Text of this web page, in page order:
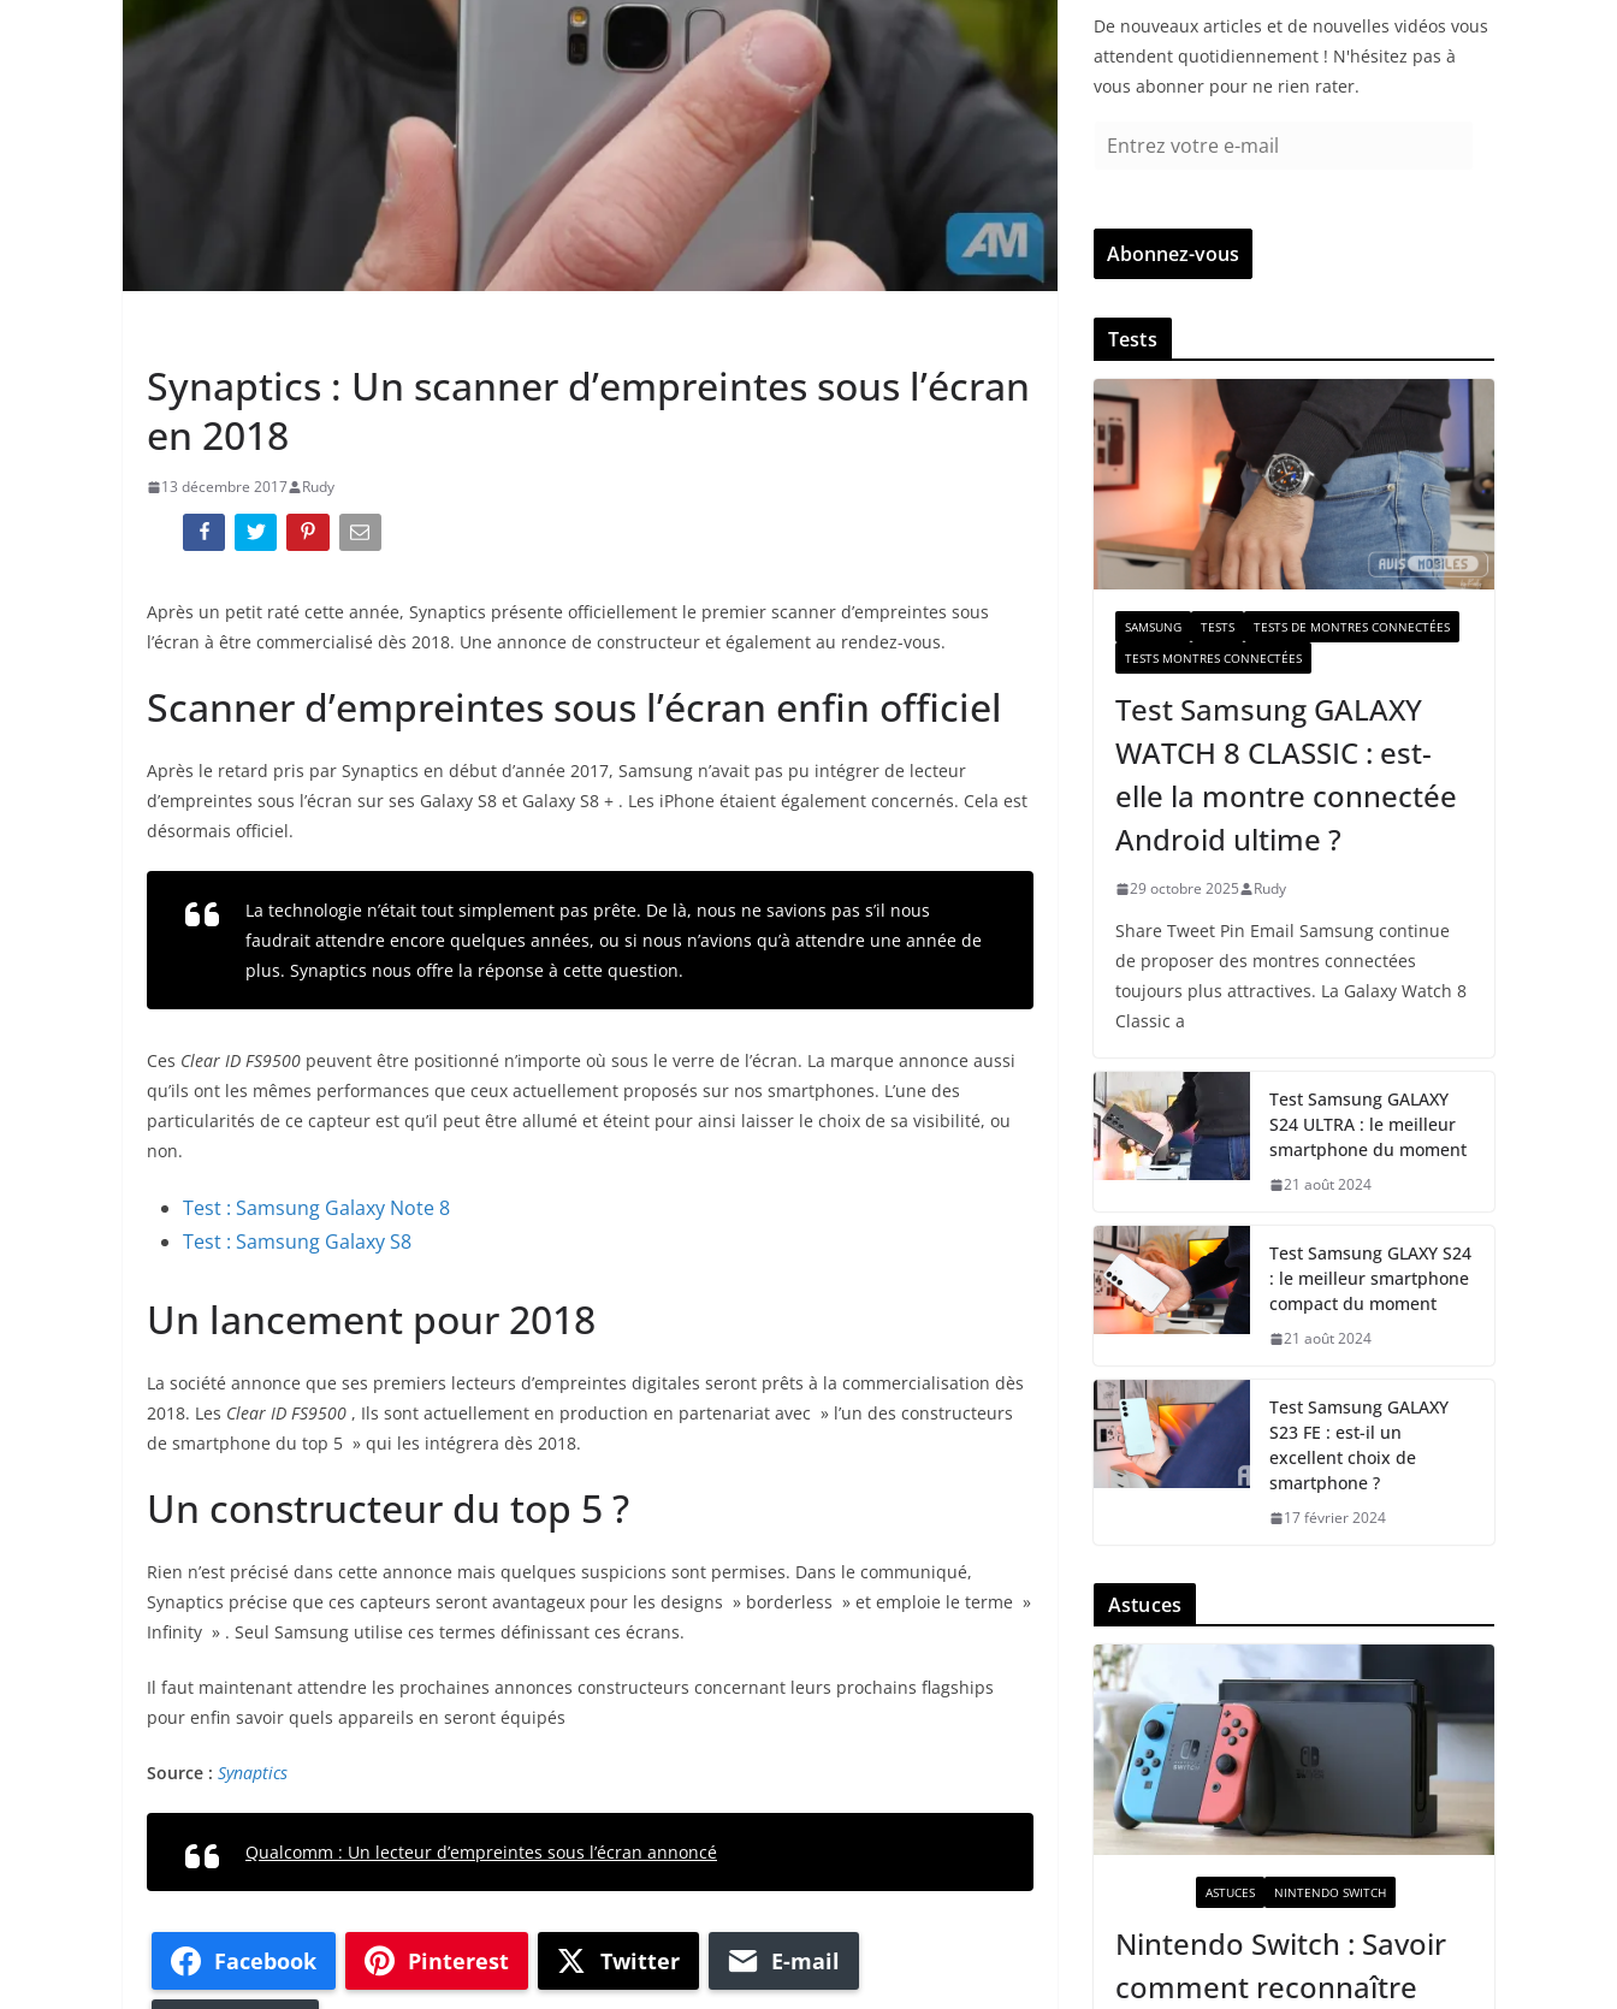
Synaptics : Un scanner d’empreintes sous l’écran
en 2018
13 décembre 2017 Rudy
Après un petit raté cette année, Synaptics présente officiellement le premier scanner d’empreintes sous
l’écran à être commercialisé dès 2018. Une annonce de constructeur et également au rendez-vous.
Scanner d’empreintes sous l’écran enfin officiel
Après le retard pris par Synaptics en début d’année 2017, Samsung n’avait pas pu intégrer de lecteur
d’empreintes sous l’écran sur ses Galaxy S8 et Galaxy S8 + . Les iPhone étaient également concernés. Cela est
désormais officiel.
La technologie n’était tout simplement pas prête. De là, nous ne savions pas s’il nous
faudrait attendre encore quelques années, ou si nous n’avions qu’à attendre une année de
plus. Synaptics nous offre la réponse à cette question.
Ces Clear ID FS9500 peuvent être positionné n’importe où sous le verre de l’écran. La marque annonce aussi
qu’ils ont les mêmes performances que ceux actuellement proposés sur nos smartphones. L’une des
particularités de ce capteur est qu’il peut être allumé et éteint pour ainsi laisser le choix de sa visibilité, ou
non.
Test : Samsung Galaxy Note 8
Test : Samsung Galaxy S8
Un lancement pour 2018
La société annonce que ses premiers lecteurs d’empreintes digitales seront prêts à la commercialisation dès
2018. Les Clear ID FS9500 , Ils sont actuellement en production en partenariat avec » l’un des constructeurs
de smartphone du top 5 » qui les intégrera dès 2018.
Un constructeur du top 5 ?
Rien n’est précisé dans cette annonce mais quelques suspicions sont permises. Dans le communiqué,
Synaptics précise que ces capteurs seront avantageux pour les designs » borderless » et emploie le terme »
Infinity » . Seul Samsung utilise ces termes définissant ces écrans.
Il faut maintenant attendre les prochaines annonces constructeurs concernant leurs prochains flagships
pour enfin savoir quels appareils en seront équipés
Source : Synaptics
Qualcomm : Un lecteur d’empreintes sous l’écran annoncé
Facebook Pinterest Twitter E-mail
De nouveaux articles et de nouvelles vidéos vous
attendent quotidiennement ! N'hésitez pas à
vous abonner pour ne rien rater.
r
z
v
t
r
e
e
-
a
i
Abonnez-vous
Tests
SAMSUNG TESTS
TESTS DE MONTRES CONNECTÉES
TESTS MONTRES CONNECTÉES
Test Samsung GALAXY
WATCH 8 CLASSIC : est-
elle la montre connectée
Android ultime ?
29 octobre 2025 Rudy
Share Tweet Pin Email Samsung continue
de proposer des montres connectées
toujours plus attractives. La Galaxy Watch 8
Classic a
Test Samsung GALAXY
S24 ULTRA : le meilleur
smartphone du moment
21 août 2024
Test Samsung GLAXY S24
: le meilleur smartphone
compact du moment
21 août 2024
Test Samsung GALAXY
S23 FE : est-il un
excellent choix de
smartphone ?
17 février 2024
Astuces
ASTUCES NINTENDO SWITCH
Nintendo Switch : Savoir
comment reconnaître